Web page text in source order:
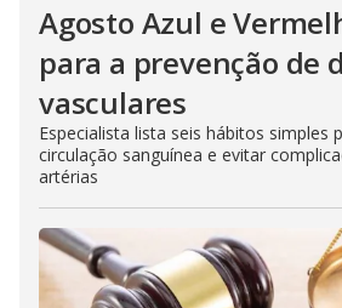
Agosto Azul e
para a prevenção de
vasculares
Especialista lista seis hábitos simples
circulação sanguínea e evitar
artérias